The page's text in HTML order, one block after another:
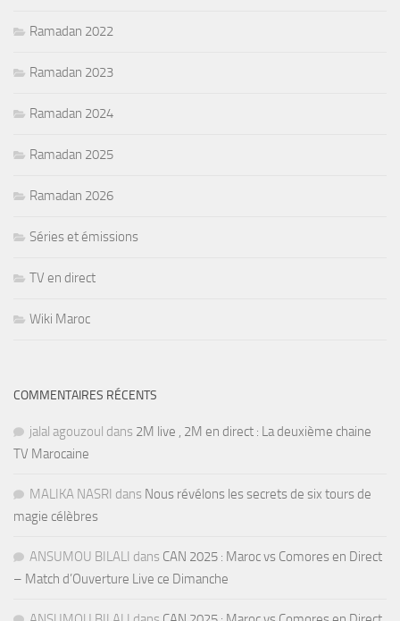
Ramadan 2022
Ramadan 2023
Ramadan 2024
Ramadan 2025
Ramadan 2026
Séries et émissions
TV en direct
Wiki Maroc
COMMENTAIRES RÉCENTS
jalal agouzoul dans 2M live , 2M en direct : La deuxième chaine
TV Marocaine
MALIKA NASRI dans Nous révélons les secrets de six tours de
magie célèbres
ANSUMOU BILALI dans CAN 2025 : Maroc vs Comores en Direct
– Match d’Ouverture Live ce Dimanche